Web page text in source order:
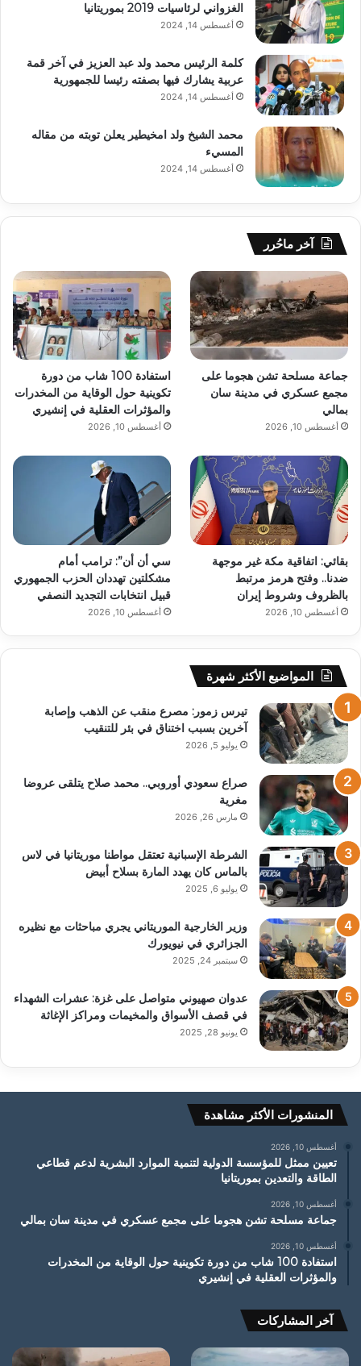
الغزواني لرئاسيات 2019 بموريتانيا
أغسطس 14, 2024
كلمة الرئيس محمد ولد عبد العزيز في آخر قمة
عربية يشارك فيها بصفته رئيسا للجمهورية
أغسطس 14, 2024
محمد الشيخ ولد امخيطير يعلن توبته من مقاله
المسيء
أغسطس 14, 2024
آخر ماحُرر
جماعة مسلحة تشن هجوما على
مجمع عسكري في مدينة سان
بمالي
أغسطس 10, 2026
استفادة 100 شاب من دورة
تكوينية حول الوقاية من المخدرات
والمؤثرات العقلية في إنشيري
أغسطس 10, 2026
بقائي: اتفاقية مكة غير موجهة
ضدنا.. وفتح هرمز مرتبط
بالظروف وشروط إيران
أغسطس 10, 2026
سي أن أن”: ترامب أمام
مشكلتين تهددان الحزب الجمهوري
قبيل انتخابات التجديد النصفي
أغسطس 10, 2026
المواضيع الأكثر شهرة
تيرس زمور: مصرع منقب عن الذهب وإصابة
آخرين بسبب اختناق في بئر للتنقيب
يوليو 5, 2026
صراع سعودي أوروبي.. محمد صلاح يتلقى عروضا
مغرية
مارس 26, 2026
الشرطة الإسبانية تعتقل مواطنا موريتانيا في لاس
بالماس كان يهدد المارة بسلاح أبيض
يوليو 6, 2025
وزير الخارجية الموريتاني يجري مباحثات مع نظيره
الجزائري في نيويورك
سبتمبر 24, 2025
عدوان صهيوني متواصل على غزة: عشرات الشهداء
في قصف الأسواق والمخيمات ومراكز الإغاثة
يونيو 28, 2025
المنشورات الأكثر مشاهدة
أغسطس 10, 2026
تعيين ممثل للمؤسسة الدولية لتنمية الموارد البشرية لدعم قطاعي
الطاقة والتعدين بموريتانيا
أغسطس 10, 2026
جماعة مسلحة تشن هجوما على مجمع عسكري في مدينة سان بمالي
أغسطس 10, 2026
استفادة 100 شاب من دورة تكوينية حول الوقاية من المخدرات
والمؤثرات العقلية في إنشيري
آخر المشاركات